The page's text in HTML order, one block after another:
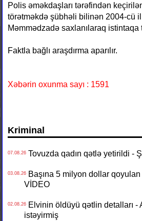
Polis əməkdaşları tərəfindən
törətməkdə şübhəli bilinən 2004-cü
Məmmədzadə saxlanılaraq
Faktla bağlı araşdırma aparılır.
Xəbərin oxunma sayı : 1591
Kriminal
07.08.26Tovuzda qadın qətlə yetirildi -
03.08.26Başına 5 milyon dollar qoyulan
VİDEO
02.08.26Elvinin öldüyü qətlin detalları -
istəyirmiş